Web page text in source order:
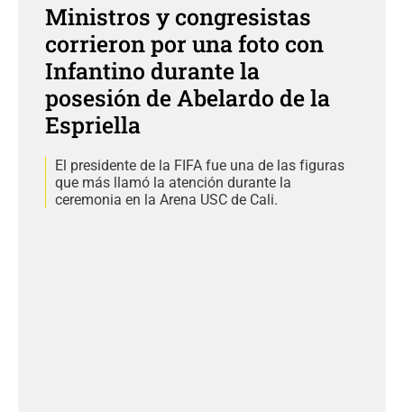
Ministros y congresistas
corrieron por una foto con
Infantino durante la
posesión de Abelardo de la
Espriella
El presidente de la FIFA fue una de las figuras
que más llamó la atención durante la
ceremonia en la Arena USC de Cali.